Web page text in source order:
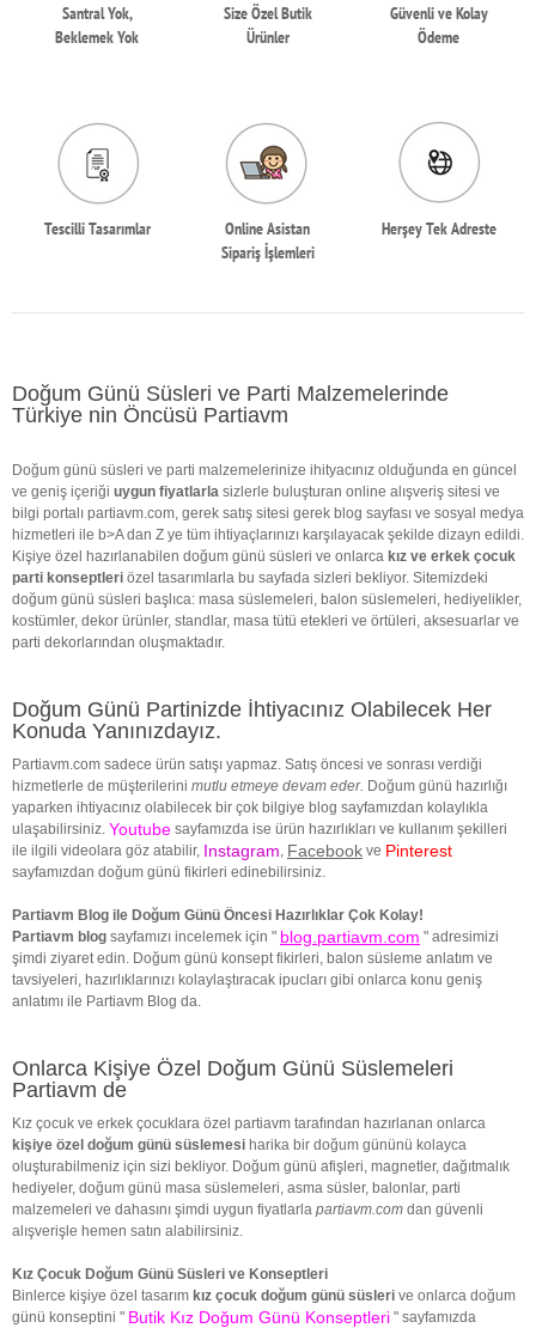
Santral Yok,
Beklemek Yok
Size Özel Butik
Ürünler
Güvenli ve Kolay
Ödeme
Tescilli Tasarımlar
Online Asistan
Sipariş İşlemleri
Herşey Tek Adreste
Doğum Günü Süsleri ve Parti Malzemelerinde
Türkiye nin Öncüsü Partiavm
Doğum günü süsleri ve parti malzemelerinize ihityacınız olduğunda en güncel
ve geniş içeriği uygun fiyatlarla sizlerle buluşturan online alışveriş sitesi ve
bilgi portalı partiavm.com, gerek satış sitesi gerek blog sayfası ve sosyal medya
hizmetleri ile b>A dan Z ye tüm ihtiyaçlarınızı karşılayacak şekilde dizayn edildi.
Kişiye özel hazırlanabilen doğum günü süsleri ve onlarca kız ve erkek çocuk
parti konseptleri özel tasarımlarla bu sayfada sizleri bekliyor. Sitemizdeki
doğum günü süsleri başlıca: masa süslemeleri, balon süslemeleri, hediyelikler,
kostümler, dekor ürünler, standlar, masa tütü etekleri ve örtüleri, aksesuarlar ve
parti dekorlarından oluşmaktadır.
Doğum Günü Partinizde İhtiyacınız Olabilecek Her
Konuda Yanınızdayız.
Partiavm.com sadece ürün satışı yapmaz. Satış öncesi ve sonrası verdiği
hizmetlerle de müşterilerini mutlu etmeye devam eder. Doğum günü hazırlığı
yaparken ihtiyacınız olabilecek bir çok bilgiye blog sayfamızdan kolaylıkla
ulaşabilirsiniz. Youtube sayfamızda ise ürün hazırlıkları ve kullanım şekilleri
ile ilgili videolara göz atabilir, Instagram Facebook ve Pinterest
sayfamızdan doğum günü fikirleri edinebilirsiniz.
Partiavm Blog ile Doğum Günü Öncesi Hazırlıklar Çok Kolay!
Partiavm blog sayfamızı incelemek için " blog.partiavm.com " adresimizi
şimdi ziyaret edin. Doğum günü konsept fikirleri, balon süsleme anlatım ve
tavsiyeleri, hazırlıklarınızı kolaylaştıracak ipucları gibi onlarca konu geniş
anlatımı ile Partiavm Blog da.
Onlarca Kişiye Özel Doğum Günü Süslemeleri
Partiavm de
Kız çocuk ve erkek çocuklara özel partiavm tarafından hazırlanan onlarca
kişiye özel doğum günü süslemesi harika bir doğum gününü kolayca
oluşturabilmeniz için sizi bekliyor. Doğum günü afişleri, magnetler, dağıtmalık
hediyeler, doğum günü masa süslemeleri, asma süsler, balonlar, parti
malzemeleri ve dahasını şimdi uygun fiyatlarla partiavm.com dan güvenli
alışverişle hemen satın alabilirsiniz.
Kız Çocuk Doğum Günü Süsleri ve Konseptleri
Binlerce kişiye özel tasarım kız çocuk doğum günü süsleri ve onlarca doğum
günü konseptini " Butik Kız Doğum Günü Konseptleri " sayfamızda